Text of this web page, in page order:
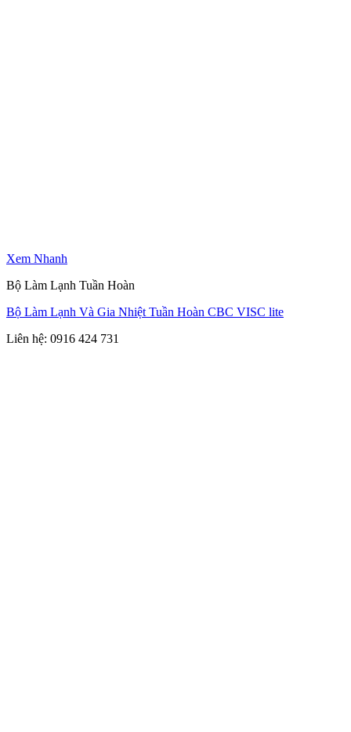
Xem Nhanh
Bộ Làm Lạnh Tuần Hoàn
Bộ Làm Lạnh Và Gia Nhiệt Tuần Hoàn CBC VISC lite
Liên hệ: 0916 424 731